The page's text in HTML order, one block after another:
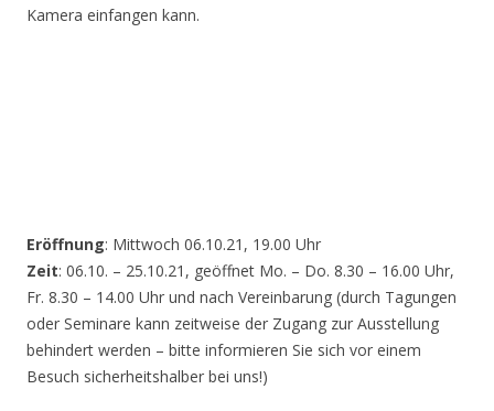
Kamera einfangen kann.
Eröffnung: Mittwoch 06.10.21, 19.00 Uhr
Zeit: 06.10. – 25.10.21, geöffnet Mo. – Do. 8.30 – 16.00 Uhr,
Fr. 8.30 – 14.00 Uhr und nach Vereinbarung (durch Tagungen
oder Seminare kann zeitweise der Zugang zur Ausstellung
behindert werden – bitte informieren Sie sich vor einem
Besuch sicherheitshalber bei uns!)